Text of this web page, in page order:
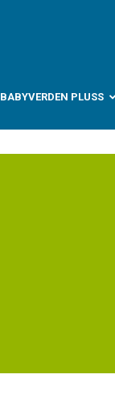
BABYVERDEN PLUSS